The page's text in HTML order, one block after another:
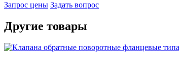
Запрос цены Задать вопрос
Другие товары